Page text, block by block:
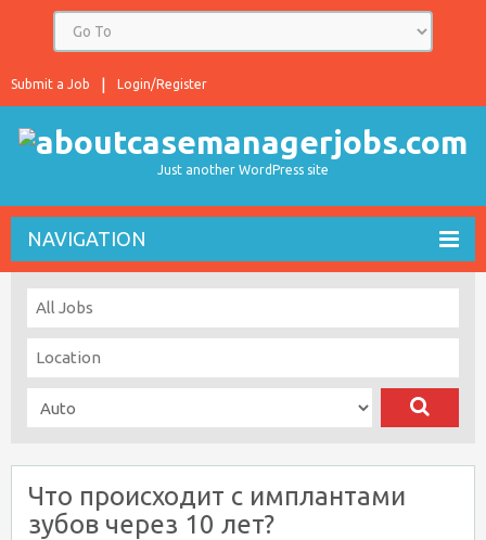
Login/Register
Submit a Job
Just another WordPress site
NAVIGATION
Что происходит с имплантами
зубов через 10 лет?